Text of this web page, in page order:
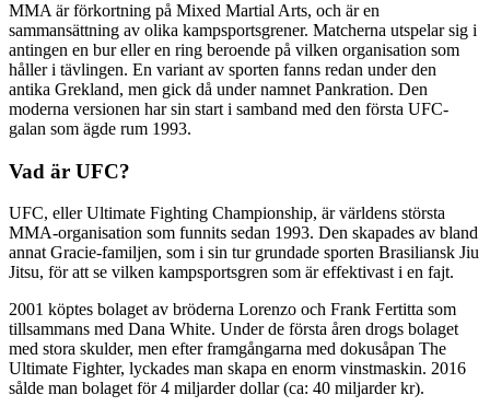
MMA är förkortning på Mixed Martial Arts, och är en
sammansättning av olika kampsportsgrener. Matcherna utspelar sig i
antingen en bur eller en ring beroende på vilken organisation som
håller i tävlingen. En variant av sporten fanns redan under den
antika Grekland, men gick då under namnet Pankration. Den
moderna versionen har sin start i samband med den första UFC-
galan som ägde rum 1993.
Vad är UFC?
UFC, eller Ultimate Fighting Championship, är världens största
MMA-organisation som funnits sedan 1993. Den skapades av bland
annat Gracie-familjen, som i sin tur grundade sporten Brasiliansk Jiu
Jitsu, för att se vilken kampsportsgren som är effektivast i en fajt.
2001 köptes bolaget av bröderna Lorenzo och Frank Fertitta som
tillsammans med Dana White. Under de första åren drogs bolaget
med stora skulder, men efter framgångarna med dokusåpan The
Ultimate Fighter, lyckades man skapa en enorm vinstmaskin. 2016
sålde man bolaget för 4 miljarder dollar (ca: 40 miljarder kr).